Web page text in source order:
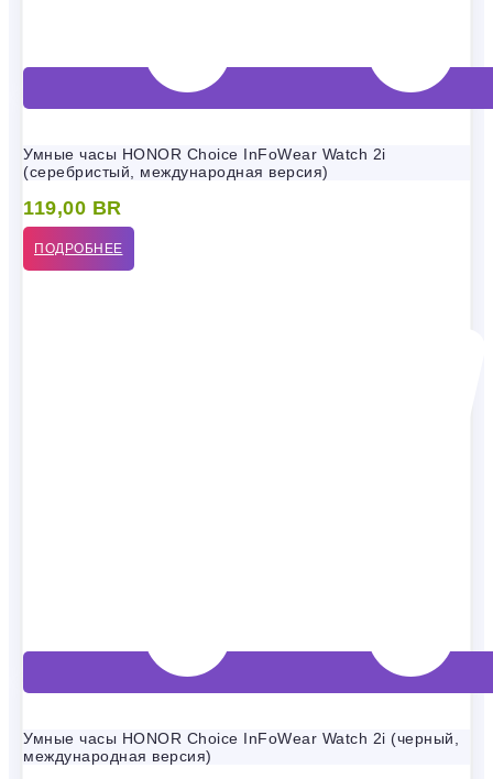
Умные часы HONOR Choice InFoWear Watch 2i
(серебристый, международная версия)
119,00 BR
ПОДРОБНЕЕ
Умные часы HONOR Choice InFoWear Watch 2i (черный,
международная версия)